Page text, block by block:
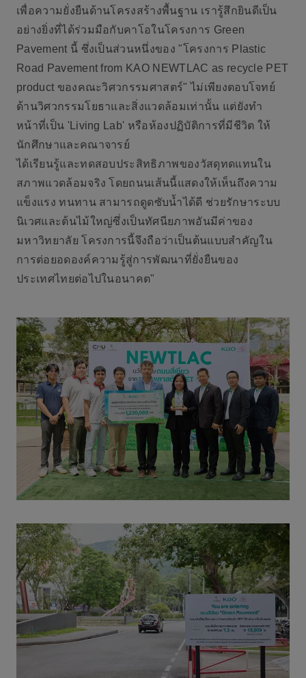
เพื่อความยั่งยืนด้านโครงสร้างพื้นฐาน เรารู้สึกยินดีเป็น
อย่างยิ่งที่ได้ร่วมมือกับคาโอในโครงการ Green
Pavement นี้ ซึ่งเป็นส่วนหนึ่งของ "โครงการ Plastic
Road Pavement from KAO NEWTLAC as recycle PET
product ของคณะวิศวกรรมศาสตร์" ไม่เพียงตอบโจทย์
ด้านวิศวกรรมโยธาและสิ่งแวดล้อมเท่านั้น แต่ยังทำ
หน้าที่เป็น 'Living Lab' หรือห้องปฏิบัติการที่มีชีวิต ให้
นักศึกษาและคณาจารย์
ได้เรียนรู้และทดสอบประสิทธิภาพของวัสดุทดแทนใน
สภาพแวดล้อมจริง โดยถนนเส้นนี้แสดงให้เห็นถึงความ
แข็งแรง ทนทาน สามารถดูดซับน้ำได้ดี ช่วยรักษาระบบ
นิเวศและต้นไม้ใหญ่ซึ่งเป็นทัศนียภาพอันมีค่าของ
มหาวิทยาลัย โครงการนี้จึงถือว่าเป็นต้นแบบสำคัญใน
การต่อยอดองค์ความรู้สู่การพัฒนาที่ยั่งยืนของ
ประเทศไทยต่อไปในอนาคต"